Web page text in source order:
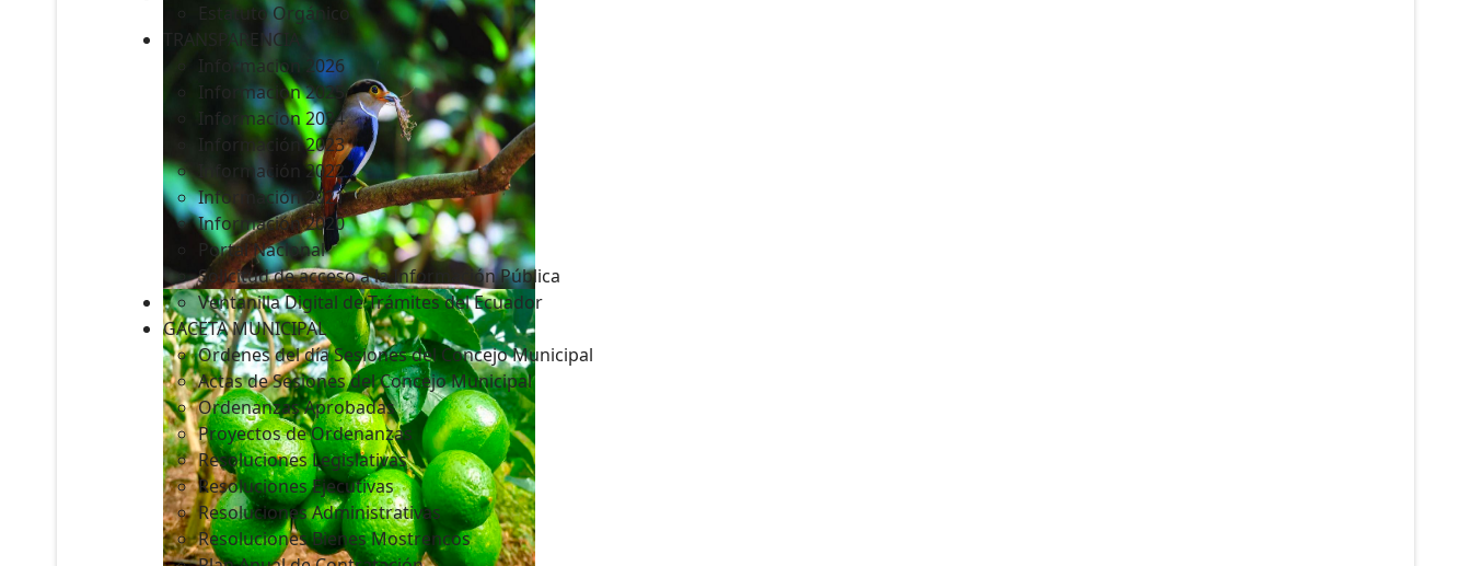
Estatuto Orgánico
TRANSPARENCIA
Informacion 2026
Informacion 2025
Informacion 2024
Información 2023
Información 2022
Información 2021
Información 2020
Portal Nacional
Solicitud de acceso a la Información Pública
Ventanilla Digital de Trámites del Ecuador
GACETA MUNICIPAL
Ordenes del día Sesiones del Concejo Municipal
Actas de Sesiones del Concejo Municipal
Ordenanzas Aprobadas
Proyectos de Ordenanzas
Resoluciones Legislativas
Resoluciones Ejecutivas
Resoluciones Administrativas
Resoluciones Bienes Mostrencos